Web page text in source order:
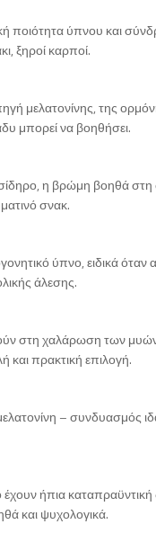
ποιότητα ύπνου και
ξηροί καρποί.
πηγή μελατονίνης, της
μπορεί να βοηθήσει.
σίδηρο, η βρώμη βοηθά
σνακ.
ύπνο, ειδικά όταν
άλεσης.
στη χαλάρωση των
και πρακτική επιλογή.
– συνδυασμός
έχουν ήπια
και ψυχολογικά.